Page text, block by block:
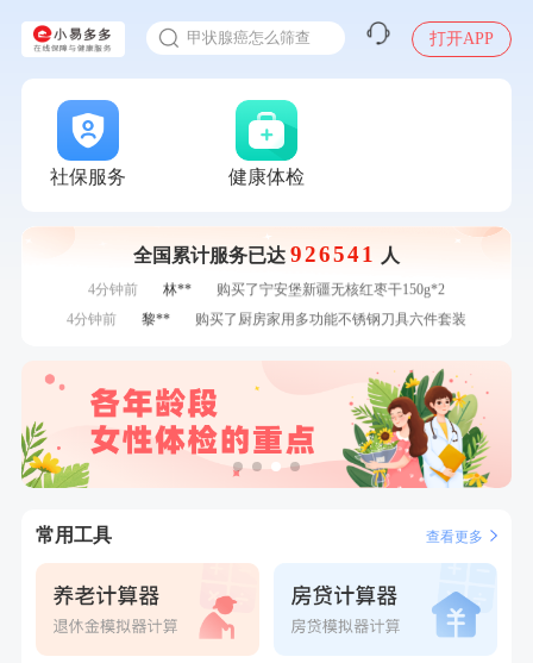
甲状腺癌怎么筛查
打开APP
社保服务 健康体检
全国累计服务已达 926541 人
7分钟前 陆**
购买了固本堂阿胶糕传统口味400g
刚刚
李**
成功预约了青年白领男套餐
刚刚
李**
成功预约了青年白领男套餐
成功预约了心脏病套餐
成功预约了心脏病套餐
购买了便携式手持小风扇
2分钟前
林**
成功预约糖尿病强化体检套餐
4分钟前
林**
购买了宁安堡新疆无核红枣干150g*2
4分钟前
黎**
购买了厨房家用多功能不锈钢刀具六件套装
成功预约了女性VIP体检套餐
李**
购买了七年五季黑咖啡速溶低脂无添加蔗糖美式咖啡粉
24g*2盒
7分钟前 陆**
购买了固本堂阿胶糕传统口味400g
成功预约了青年白领男套餐
常用工具 查看更多